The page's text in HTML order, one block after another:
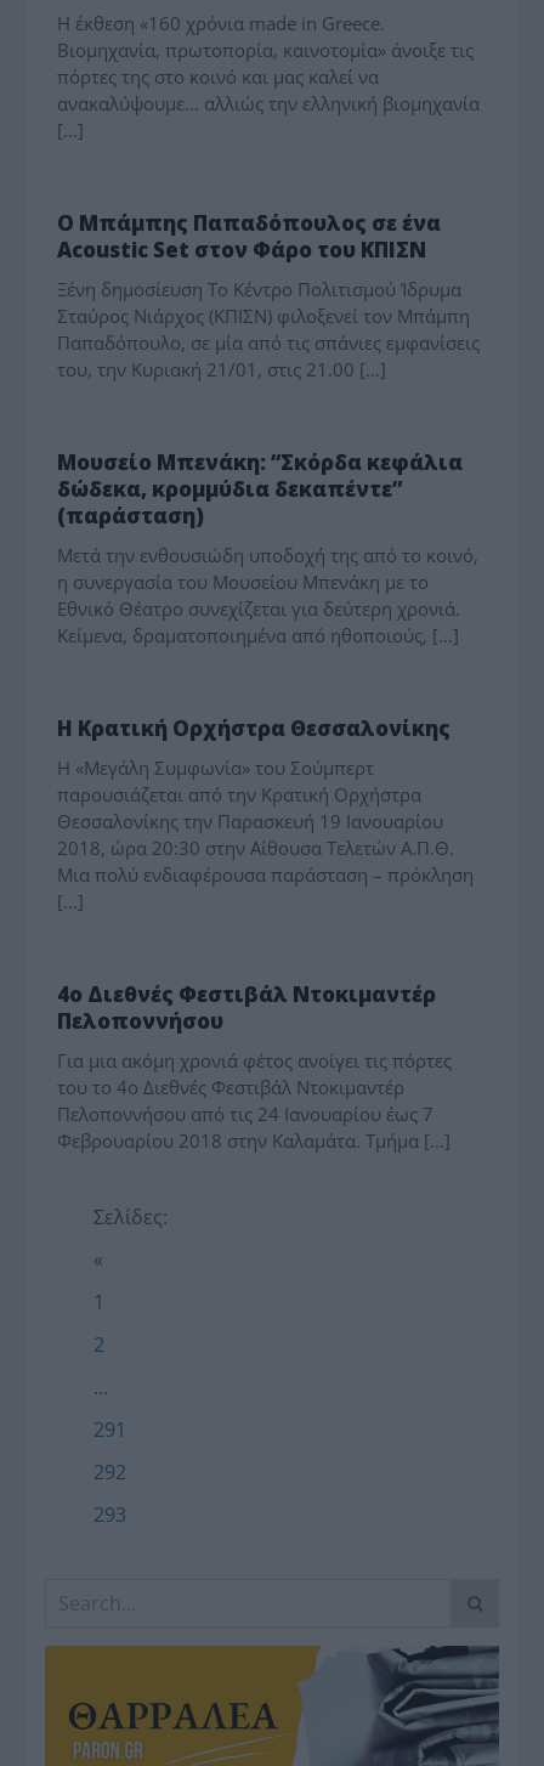
Η έκθεση «160 χρόνια made in Greece.
Βιομηχανία, πρωτοπορία, καινοτομία» άνοιξε τις
πόρτες της στο κοινό και μας καλεί να
ανακαλύψουμε… αλλιώς την ελληνική βιομηχανία
[…]
Ο Μπάμπης Παπαδόπουλος σε ένα
Acoustic Set στον Φάρο του ΚΠΙΣΝ
Ξένη δημοσίευση Το Κέντρο Πολιτισμού Ίδρυμα
Σταύρος Νιάρχος (ΚΠΙΣΝ) φιλοξενεί τον Μπάμπη
Παπαδόπουλο, σε μία από τις σπάνιες εμφανίσεις
του, την Κυριακή 21/01, στις 21.00 […]
Μουσείο Μπενάκη: “Σκόρδα κεφάλια
δώδεκα, κρομμύδια δεκαπέντε”
(παράσταση)
Μετά την ενθουσιώδη υποδοχή της από το κοινό,
η συνεργασία του Μουσείου Μπενάκη με το
Εθνικό Θέατρο συνεχίζεται για δεύτερη χρονιά.
Κείμενα, δραματοποιημένα από ηθοποιούς, […]
Η Κρατική Ορχήστρα Θεσσαλονίκης
Η «Μεγάλη Συμφωνία» του Σούμπερτ
παρουσιάζεται από την Κρατική Ορχήστρα
Θεσσαλονίκης την Παρασκευή 19 Ιανουαρίου
2018, ώρα 20:30 στην Αίθουσα Τελετών Α.Π.Θ.
Μια πολύ ενδιαφέρουσα παράσταση – πρόκληση
[…]
4ο Διεθνές Φεστιβάλ Ντοκιμαντέρ
Πελοποννήσου
Για μια ακόμη χρονιά φέτος ανοίγει τις πόρτες
του το 4ο Διεθνές Φεστιβάλ Ντοκιμαντέρ
Πελοποννήσου από τις 24 Ιανουαρίου έως 7
Φεβρουαρίου 2018 στην Καλαμάτα. Τμήμα […]
Σελίδες:
«
1
2
...
291
292
293